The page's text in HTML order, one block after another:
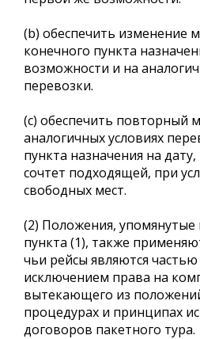
(b) обеспечить изменение
конечного пункта
возможности и на
перевозки.
(c) обеспечить повторный
аналогичных условиях
пункта назначения на
сочтет подходящей, при
свободных мест.
(2) Положения, упомянутые
пункта (1), также
чьи рейсы являются частью
исключением права на
вытекающего из
процедурах и принципах
договоров пакетного тура.